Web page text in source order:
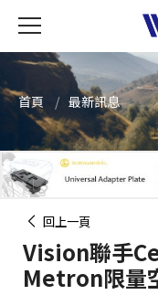
首頁 最新訊息
回上一頁
Vision聯手
Metron限量